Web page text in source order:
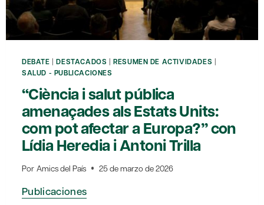
DEBATE |DESTACADOS |RESUMEN DE ACTIVIDADES |
SALUD - PUBLICACIONES
“Ciència i salut pública
amenaçades als Estats Units:
com pot afectar a Europa?” con
Lídia Heredia i Antoni Trilla
Por Amics del País 25 de marzo de 2026
Publicaciones